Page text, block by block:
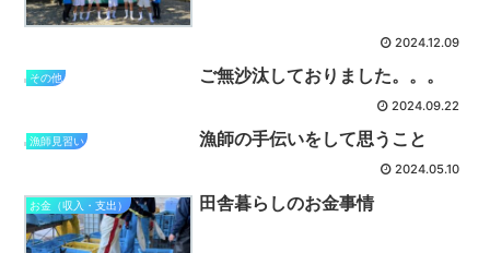
2024.12.09
その他 ご無沙汰しておりました。。。
2024.09.22
漁師見習い 漁師の手伝いをして思うこと
2024.05.10
お金（収入・支出） 田舎暮らしのお金事情